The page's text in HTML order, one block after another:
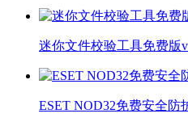
迷你文件校验工具免费版
ESET NOD32免费安全防